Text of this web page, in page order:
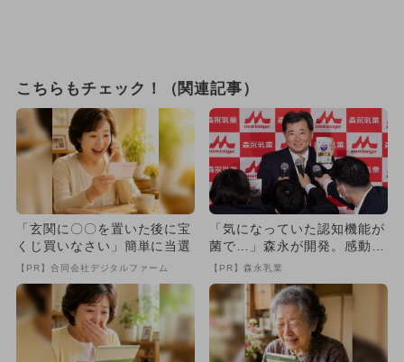
こちらもチェック！（関連記事）
「玄関に〇〇を置いた後に宝
くじ買いなさい」簡単に当選
【PR】合同会社デジタルファーム
「気になっていた認知機能が
菌で…」森永が開発。感動の
70代続出
【PR】森永乳業